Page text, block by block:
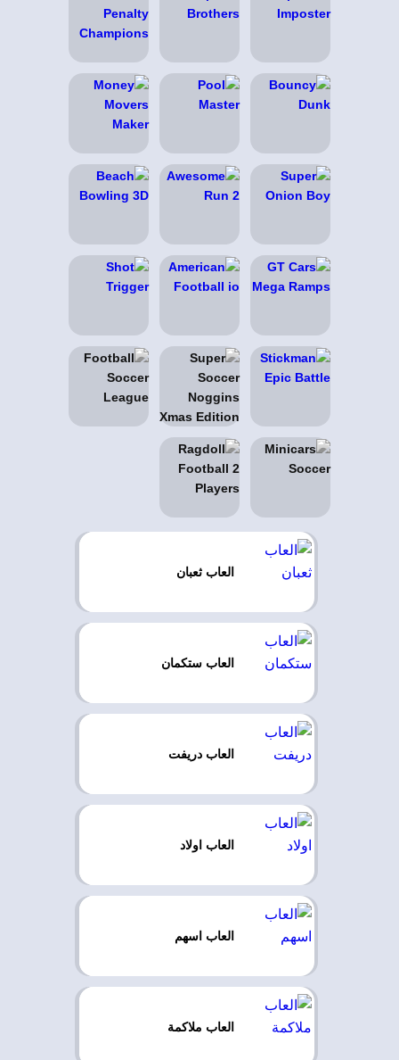
العاب ثعبان
العاب ستكمان
العاب دريفت
العاب اولاد
العاب اسهم
العاب ملاكمة